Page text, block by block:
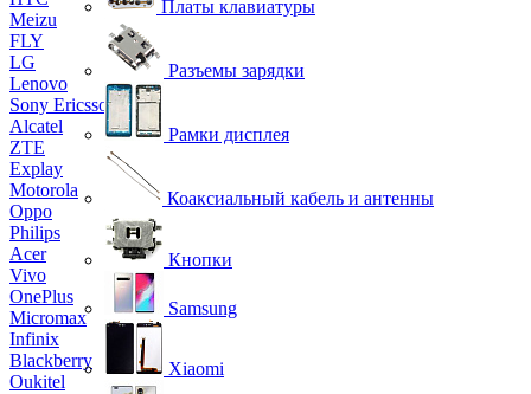
Meizu
FLY
LG
Lenovo
Sony Ericsson
Alcatel
ZTE
Explay
Motorola
Oppo
Philips
Acer
Vivo
OnePlus
Micromax
Infinix
Blackberry
Oukitel
Платы клавиатуры
Разъемы зарядки
Рамки дисплея
Коаксиальный кабель и антенны
Кнопки
Samsung
Xiaomi